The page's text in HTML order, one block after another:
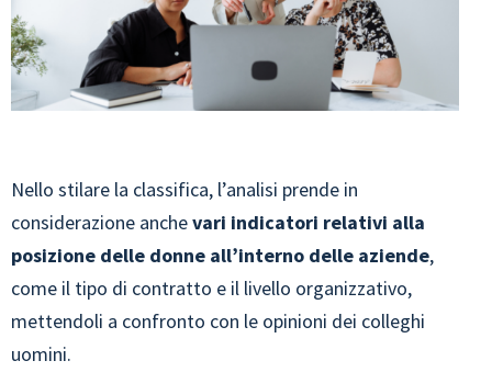
Nello stilare la classifica, l’analisi prende in
considerazione anchevari indicatori relativi alla
posizione delle donne all’interno delle aziende,
come il tipo di contratto e il livello organizzativo,
mettendoli a confronto con le opinioni dei colleghi
uomini.